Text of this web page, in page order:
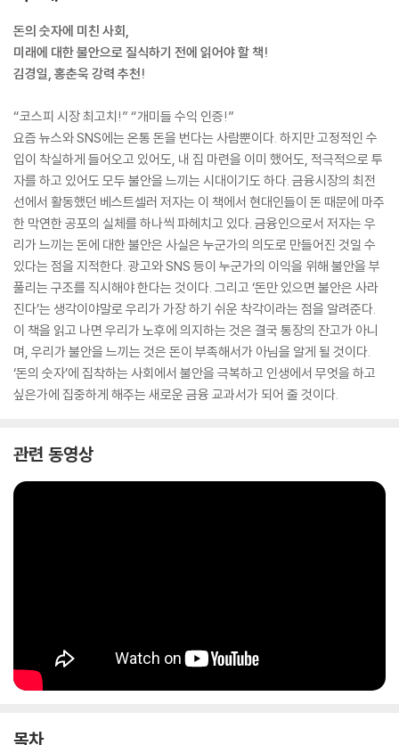
돈의 숫자에 미친 사회,
미래에 대한 불안으로 질식하기 전에 읽어야 할 책!
김경일, 홍춘욱 강력 추천!
“코스피 시장 최고치!” “개미들 수익 인증!”
요즘 뉴스와 SNS에는 온통 돈을 번다는 사람뿐이다. 하지만 고정적인 수
입이 착실하게 들어오고 있어도, 내 집 마련을 이미 했어도, 적극적으로 투
자를 하고 있어도 모두 불안을 느끼는 시대이기도 하다. 금융시장의 최전
선에서 활동했던 베스트셀러 저자는 이 책에서 현대인들이 돈 때문에 마주
한 막연한 공포의 실체를 하나씩 파헤치고 있다. 금융인으로서 저자는 우
리가 느끼는 돈에 대한 불안은 사실은 누군가의 의도로 만들어진 것일 수
있다는 점을 지적한다. 광고와 SNS 등이 누군가의 이익을 위해 불안을 부
풀리는 구조를 직시해야 한다는 것이다. 그리고 ‘돈만 있으면 불안은 사라
진다’는 생각이야말로 우리가 가장 하기 쉬운 착각이라는 점을 알려준다.
이 책을 읽고 나면 우리가 노후에 의지하는 것은 결국 통장의 잔고가 아니
며, 우리가 불안을 느끼는 것은 돈이 부족해서가 아님을 알게 될 것이다.
‘돈의 숫자’에 집착하는 사회에서 불안을 극복하고 인생에서 무엇을 하고
싶은가에 집중하게 해주는 새로운 금융 교과서가 되어 줄 것이다.
관련 동영상
목차